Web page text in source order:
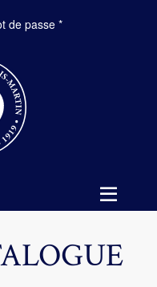
de passe*Obligatoire